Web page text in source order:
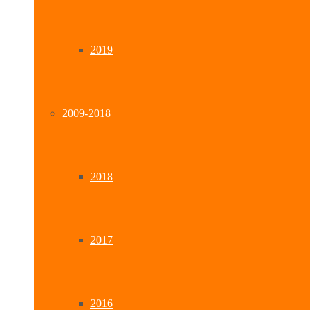
2019
2009-2018
2018
2017
2016